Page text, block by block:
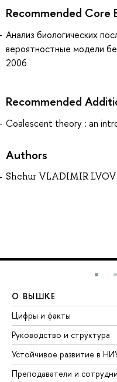
Recommended Core
Анализ биологических
вероятностные модели
2006
Recommended
Coalescent theory : an
Authors
Shchur VLADIMIR
О ВЫШКЕ
Цифры и факты
Руководство и структура
Устойчивое развитие в
Преподаватели и